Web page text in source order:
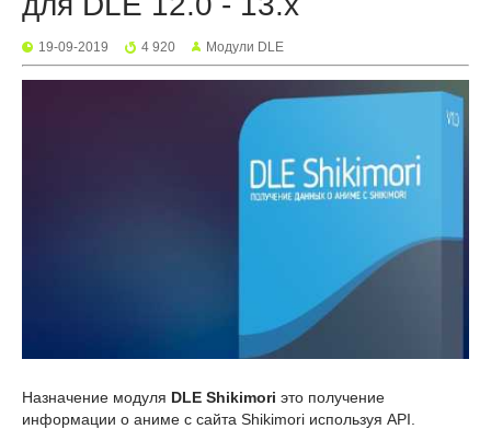
19-09-2019 4 920 Mодули DLE
Назначение модуля DLE Shikimori это получение
информации о аниме с сайта Shikimori используя API.